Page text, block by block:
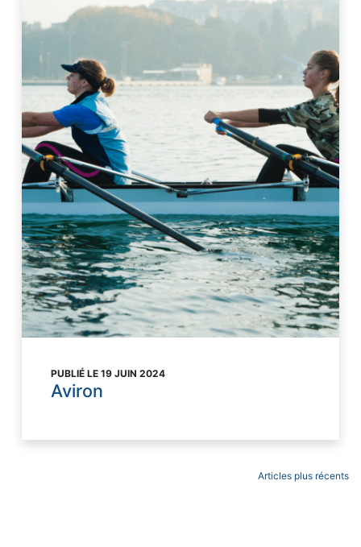
PUBLIÉ LE 19 JUIN 2024
Aviron
Articles plus récents